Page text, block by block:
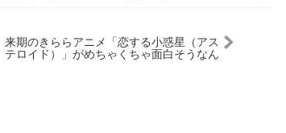
来期のきららアニメ「恋する小惑星（アス
テロイド）」がめちゃくちゃ面白そうなん